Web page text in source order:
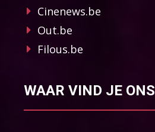
Cinenews.be
Out.be
Filous.be
WAAR VIND JE ONS